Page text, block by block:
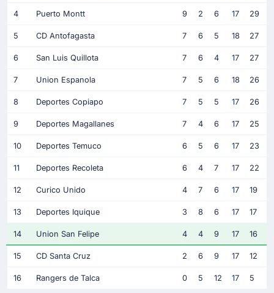
4 Puerto Montt 9 2 6 17 29
5 CD Antofagasta 7 6 5 18 27
6 San Luis Quillota 7 6 4 17 27
7 Union Espanola 7 5 6 18 26
8 Deportes Copiapo 7 5 5 17 26
9 Deportes Magallanes 7 4 6 17 25
10 Deportes Temuco 6 5 6 17 23
11 Deportes Recoleta 6 4 7 17 22
12 Curico Unido 4 7 6 17 19
13 Deportes Iquique 3 8 6 17 17
14 Union San Felipe 4 4 9 17 16
15 CD Santa Cruz 2 6 9 17 12
16 Rangers de Talca 0 5 12 17 5